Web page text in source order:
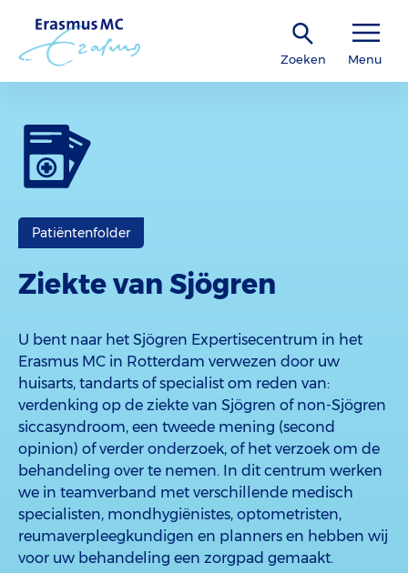
Zoeken Menu
Patiëntenfolder
Ziekte van Sjögren
U bent naar het Sjögren Expertisecentrum in het
Erasmus MC in Rotterdam verwezen door uw
huisarts, tandarts of specialist om reden van:
verdenking op de ziekte van Sjögren of non-Sjögren
siccasyndroom, een tweede mening (second
opinion) of verder onderzoek, of het verzoek om de
behandeling over te nemen. In dit centrum werken
we in teamverband met verschillende medisch
specialisten, mondhygiënistes, optometristen,
reumaverpleegkundigen en planners en hebben wij
voor uw behandeling een zorgpad gemaakt.